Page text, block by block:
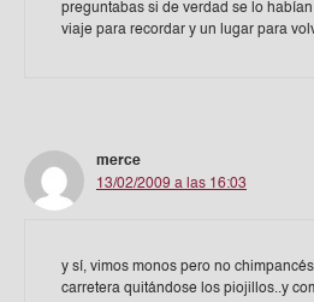
preguntabas si de verdad se lo
viaje para recordar y un lugar para
merce
13/02/2009 a las 16:03
y sí, vimos monos pero no
carretera quitándose los piojillos..y